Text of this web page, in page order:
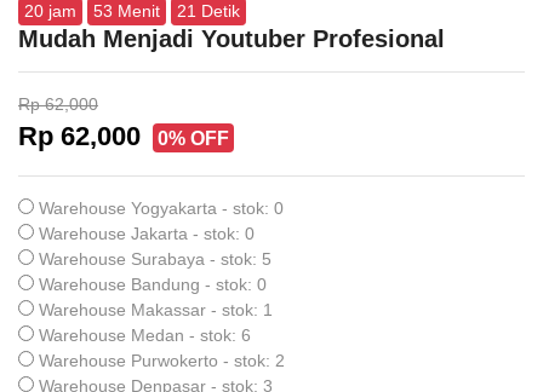
20 jam 53 Menit 21 Detik
Mudah Menjadi Youtuber Profesional
Rp 62,000
Rp 62,000 0% OFF
Warehouse Yogyakarta - stok: 0
Warehouse Jakarta - stok: 0
Warehouse Surabaya - stok: 5
Warehouse Bandung - stok: 0
Warehouse Makassar - stok: 1
Warehouse Medan - stok: 6
Warehouse Purwokerto - stok: 2
Warehouse Denpasar - stok: 3